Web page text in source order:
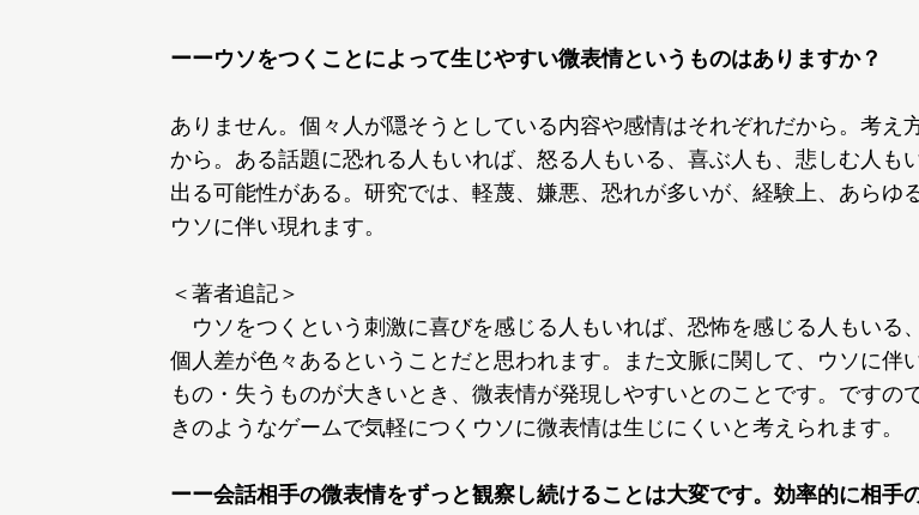
ーーウソをつくことによって生じやすい微表情というものはありますか？
ありません。個々人が隠そうとしている内容や感情はそれぞれだから。考え
から。ある話題に恐れる人もいれば、怒る人もいる、喜ぶ人も、悲しむ人も
出る可能性がある。研究では、軽蔑、嫌悪、恐れが多いが、経験上、あらゆ
ウソに伴い現れます。
＜著者追記＞
ウソをつくという刺激に喜びを感じる人もいれば、恐怖を感じる人もいる
個人差が色々あるということだと思われます。また文脈に関して、ウソに伴
もの・失うものが大きいとき、微表情が発現しやすいとのことです。ですの
きのようなゲームで気軽につくウソに微表情は生じにくいと考えられます。
ーー会話相手の微表情をずっと観察し続けることは大変です。効率的に相手